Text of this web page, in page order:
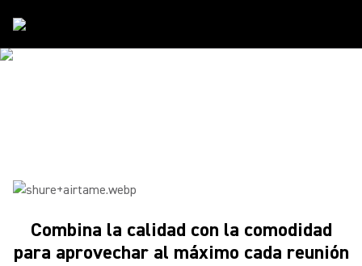
Combina la calidad con la comodidad
para aprovechar al máximo cada reunión